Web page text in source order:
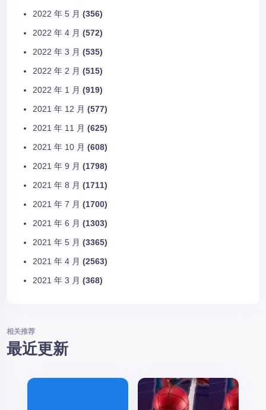
2022 年 5 月 (356)
2022 年 4 月 (572)
2022 年 3 月 (535)
2022 年 2 月 (515)
2022 年 1 月 (919)
2021 年 12 月 (577)
2021 年 11 月 (625)
2021 年 10 月 (608)
2021 年 9 月 (1798)
2021 年 8 月 (1711)
2021 年 7 月 (1700)
2021 年 6 月 (1303)
2021 年 5 月 (3365)
2021 年 4 月 (2563)
2021 年 3 月 (368)
相关推荐
最近更新